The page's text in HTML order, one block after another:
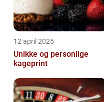
12 april 2025
Unikke og personlige
kageprint